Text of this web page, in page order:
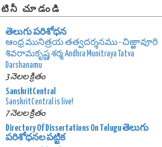
చూడండి
తెలుగు పరిశోధన
ఆంధ్ర మునిత్రయ తత్వదర్శనము - చిఱ్ఱావూరి
శివరామకృష్ణ శర్మ Andhra Munitraya Tatva
Darshanamu
3 నెలల క్రితం
SanskritCentral
SanskritCentral is live!
7 నెలల క్రితం
Directory Of Dissertations On Telugu తెలుగు
పరిశోధనల పట్టిక